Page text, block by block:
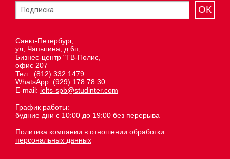
ОК
Санкт-Петербург,
ул, Чапыгина, д.6п,
Бизнес-центр "ТВ-Полис,
офис 207
Тел.: (812) 332 1479
WhatsApp: (929) 178 78 30
E-mail: ielts-spb@studinter.com
График работы:
будние дни с 10:00 до 19:00 без перерыва
Политика компании в отношении обработки
персональных данных